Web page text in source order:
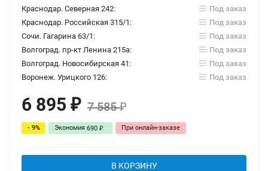
Краснодар. Северная 242:
Под заказ
Краснодар. Российская 315/1:
Под заказ
Сочи. Гагарина 63/1:
Под заказ
Волгоград. пр-кт Ленина 215а:
Под заказ
Волгоград. Новосибирская 41:
Под заказ
Воронеж. Урицкого 126:
Под заказ
6 895 ₽ 7 585₽
- 9% Экономия 690 ₽ При онлайн-заказе
В КОРЗИНУ